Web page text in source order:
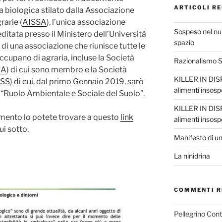
biologica stilato dalla Associazione
(AISSA), l’unica associazione
presso il Ministero dell’Università
una associazione che riunisce tutte le
di agraria, incluse la Società
) di cui sono membro e la Società
) di cui, dal primo Gennaio 2019, sarò
Ambientale e Sociale del Suolo”.
lo potete trovare a questo link
sotto.
ARTICOLI
Sospeso nel
spazio
Razionalismo
KILLER IN
alimenti
KILLER IN
alimenti
Manifesto di
La ninidrina
COMMENTI
Pellegrino